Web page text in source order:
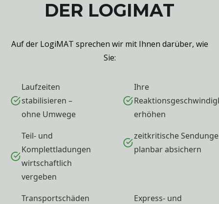
DER LOGIMAT
Auf der LogiMAT sprechen wir mit Ihnen darüber, wie
Sie:
Laufzeiten
stabilisieren –
ohne Umwege
Ihre
erhöhen
Teil- und
Komplettladungen
wirtschaftlich
vergeben
zeitkritische
planbar absichern
Transportschäden
Express- und